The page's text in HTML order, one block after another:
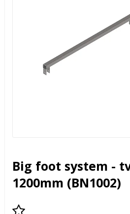
Big foot system -
1200mm (BN1002)